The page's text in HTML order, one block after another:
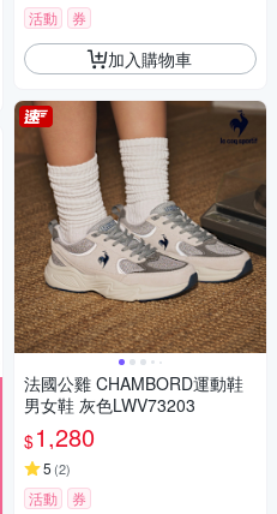
活動 券
加入購物車
法國公雞 CHAMBORD運動鞋
男女鞋 灰色LWV73203
$1,280
5 (2)
活動 券